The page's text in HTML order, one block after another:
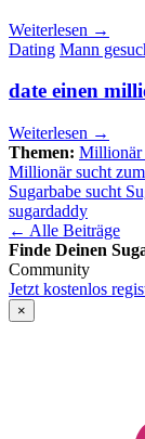
Weiterlesen →
Dating Mann
date einen
Weiterlesen →
Themen: Millionär
Millionär sucht
Sugarbabe sucht
sugardaddy
← Alle Beiträge
Finde Deinen
Community
Jetzt kostenlos
×